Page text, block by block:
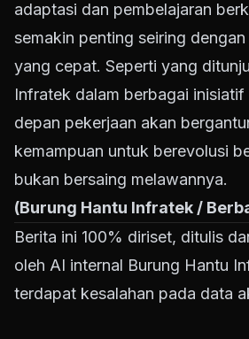
adaptasi dan pembelajaran
semakin penting seiring
yang cepat. Seperti yang
Infratek dalam berbagai
depan pekerjaan akan
kemampuan untuk berevolusi
bukan bersaing melawannya.
(Burung Hantu Infratek /
Berita ini 100% diriset, ditulis
oleh AI internal Burung Hantu
terdapat kesalahan pada data